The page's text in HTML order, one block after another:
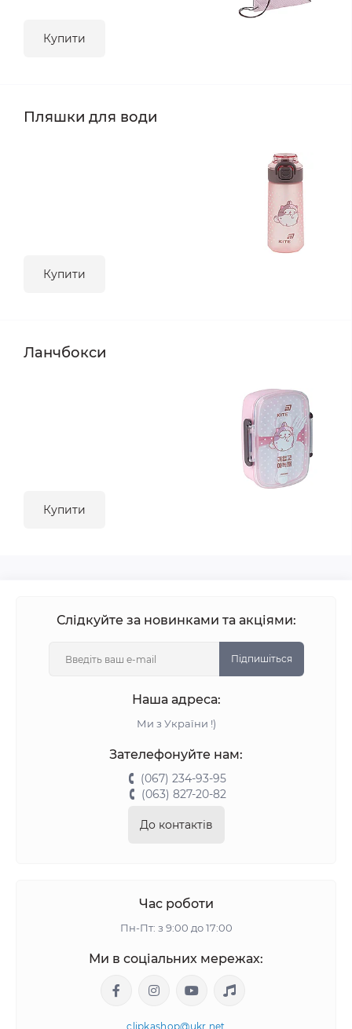
Купити
Пляшки для води
Купити
Ланчбокси
Купити
Слідкуйте за новинками та акціями:
Підпишіться
Наша адреса:
Ми з України !)
Зателефонуйте нам:
(067) 234-93-95
(063) 827-20-82
До контактів
Час роботи
Пн-Пт: з 9:00 до 17:00
Ми в соціальних мережах:
clipkashop@ukr.net